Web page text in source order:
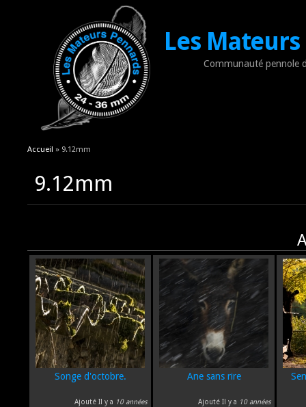
Les
Communauté pennole
Vous êtes ici
Accueil » 9.12mm
9.12mm
Songe d'octobre.
Ajouté Il y a 10 années
Ane sans rire
Ajouté Il y a 10 années